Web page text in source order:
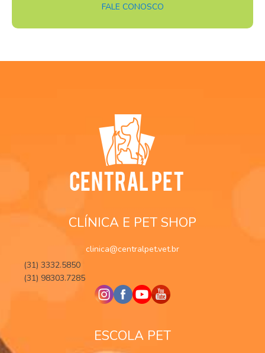
FALE CONOSCO
CLÍNICA E PET SHOP
clinica@centralpet.vet.br
(31) 3332.5850
(31) 98303.7285
ESCOLA PET